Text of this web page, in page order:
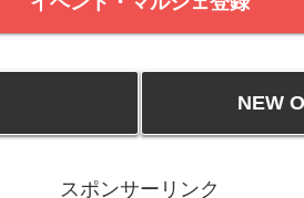
NEW
スポンサーリンク